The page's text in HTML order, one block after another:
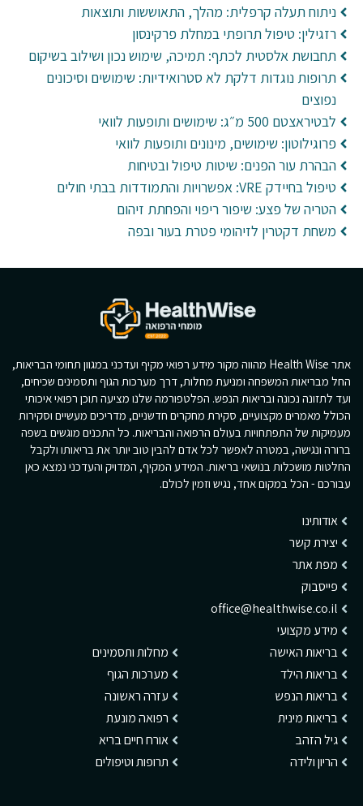
ניתוח תעלה קרפלית: מהלך, התאוששות ותוצאות
רזגילין: טיפול תרופתי במחלת פרקינסון
תחבושת אלסטית לכתף: תמיכה, שימוש נכון ושילוב בשיקום
תרופות נוגדות דלקת לא סטרואידיות: שימושים וסיכונים
נפוצים
לבטיראצטם 500 מ״ג: שימושים ותופעות לוואי
פרוגילוטון: שימושים, מינונים ותופעות לוואי
הבהרת עור הפנים: שיטות טיפול ובטיחות
טיפול בחיידק VRE: אפשרויות והתמודדות בבתי חולים
הטריה של פצע: שיפור ריפוי והפחתת זיהום
משחת דקטרין לזיהומי פטרת בעור ובפה
אתר Health Wise מהווה מקור מידע רפואי מקיף ועדכני במגוון תחומי הבריאות,
החל מבריאות המשפחה ומניעת מחלות, דרך מערכות הגוף ותסמינים שכיחים,
ועד לתזונה נכונה ובריאות הנפש. הפלטפורמה שלנו מציעה תוכן רפואי איכותי
הכולל מאמרים מקצועיים, סקירת מחקרים חדשניים, מדריכים מעשיים וסקירות
מעמיקות של התפתחויות בעולם הרפואה והבריאות. כל התכנים מוגשים בשפה
ברורה ונגישה, במטרה לאפשר לכל אדם להבין טוב יותר את בריאותו ולקבל
החלטות מושכלות בנושאי בריאות. המידע המקיף, המדויק והעדכני נמצא כאן
עבורכם - הכל במקום אחד, נגיש וזמין לכולם.
אודותינו
יצירת קשר
מפת אתר
פייסבוק
office@healthwise.co.il
מידע מקצועי
בריאות האישה
בריאות הילד
בריאות הנפש
בריאות מינית
גיל הזהב
הריון ולידה
מחלות ותסמינים
מערכות הגוף
עזרה ראשונה
רפואה מונעת
אורח חיים בריא
תרופות וטיפולים